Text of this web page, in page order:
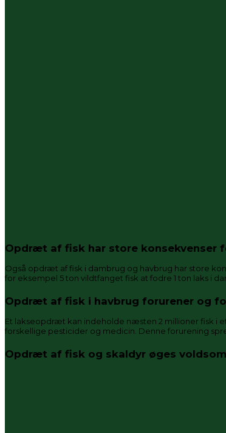
Opdræt af fisk har store konsekvenser
Også opdræt af fisk i dambrug og havbrug har store
for eksempel 5 ton vildtfanget fisk at fodre 1 ton laks i
Opdræt af fisk i havbrug forurener og
Et lakseopdræt kan indeholde næsten 2 millioner fisk i
forskellige pesticider og medicin. Denne forurening
Opdræt af fisk og skaldyr øges